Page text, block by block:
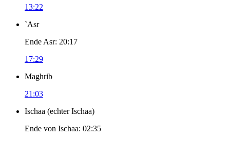
13:22
`Asr
Ende Asr: 20:17
17:29
Maghrib
21:03
Ischaa (echter Ischaa)
Ende von Ischaa: 02:35